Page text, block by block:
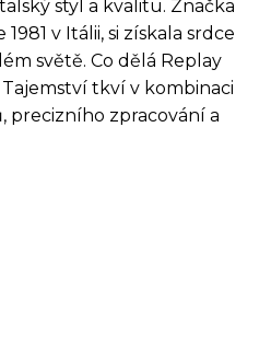
styl a kvalitu. Značka
v Itálii, si získala srdce
světě. Co dělá Replay
tkví v kombinaci
zpracování a